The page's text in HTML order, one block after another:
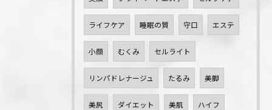
ライフケア 睡眠の質 守口 エステ
小顔 むくみ セルライト
リンパドレナージュ たるみ 美脚
美尻 ダイエット 美肌 ハイフ